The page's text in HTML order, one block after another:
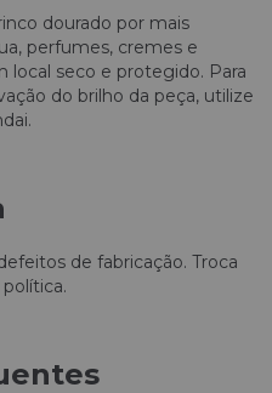
dourado por mais
perfumes, cremes e
local seco e protegido. Para
do brilho da peça, utilize
de fabricação. Troca